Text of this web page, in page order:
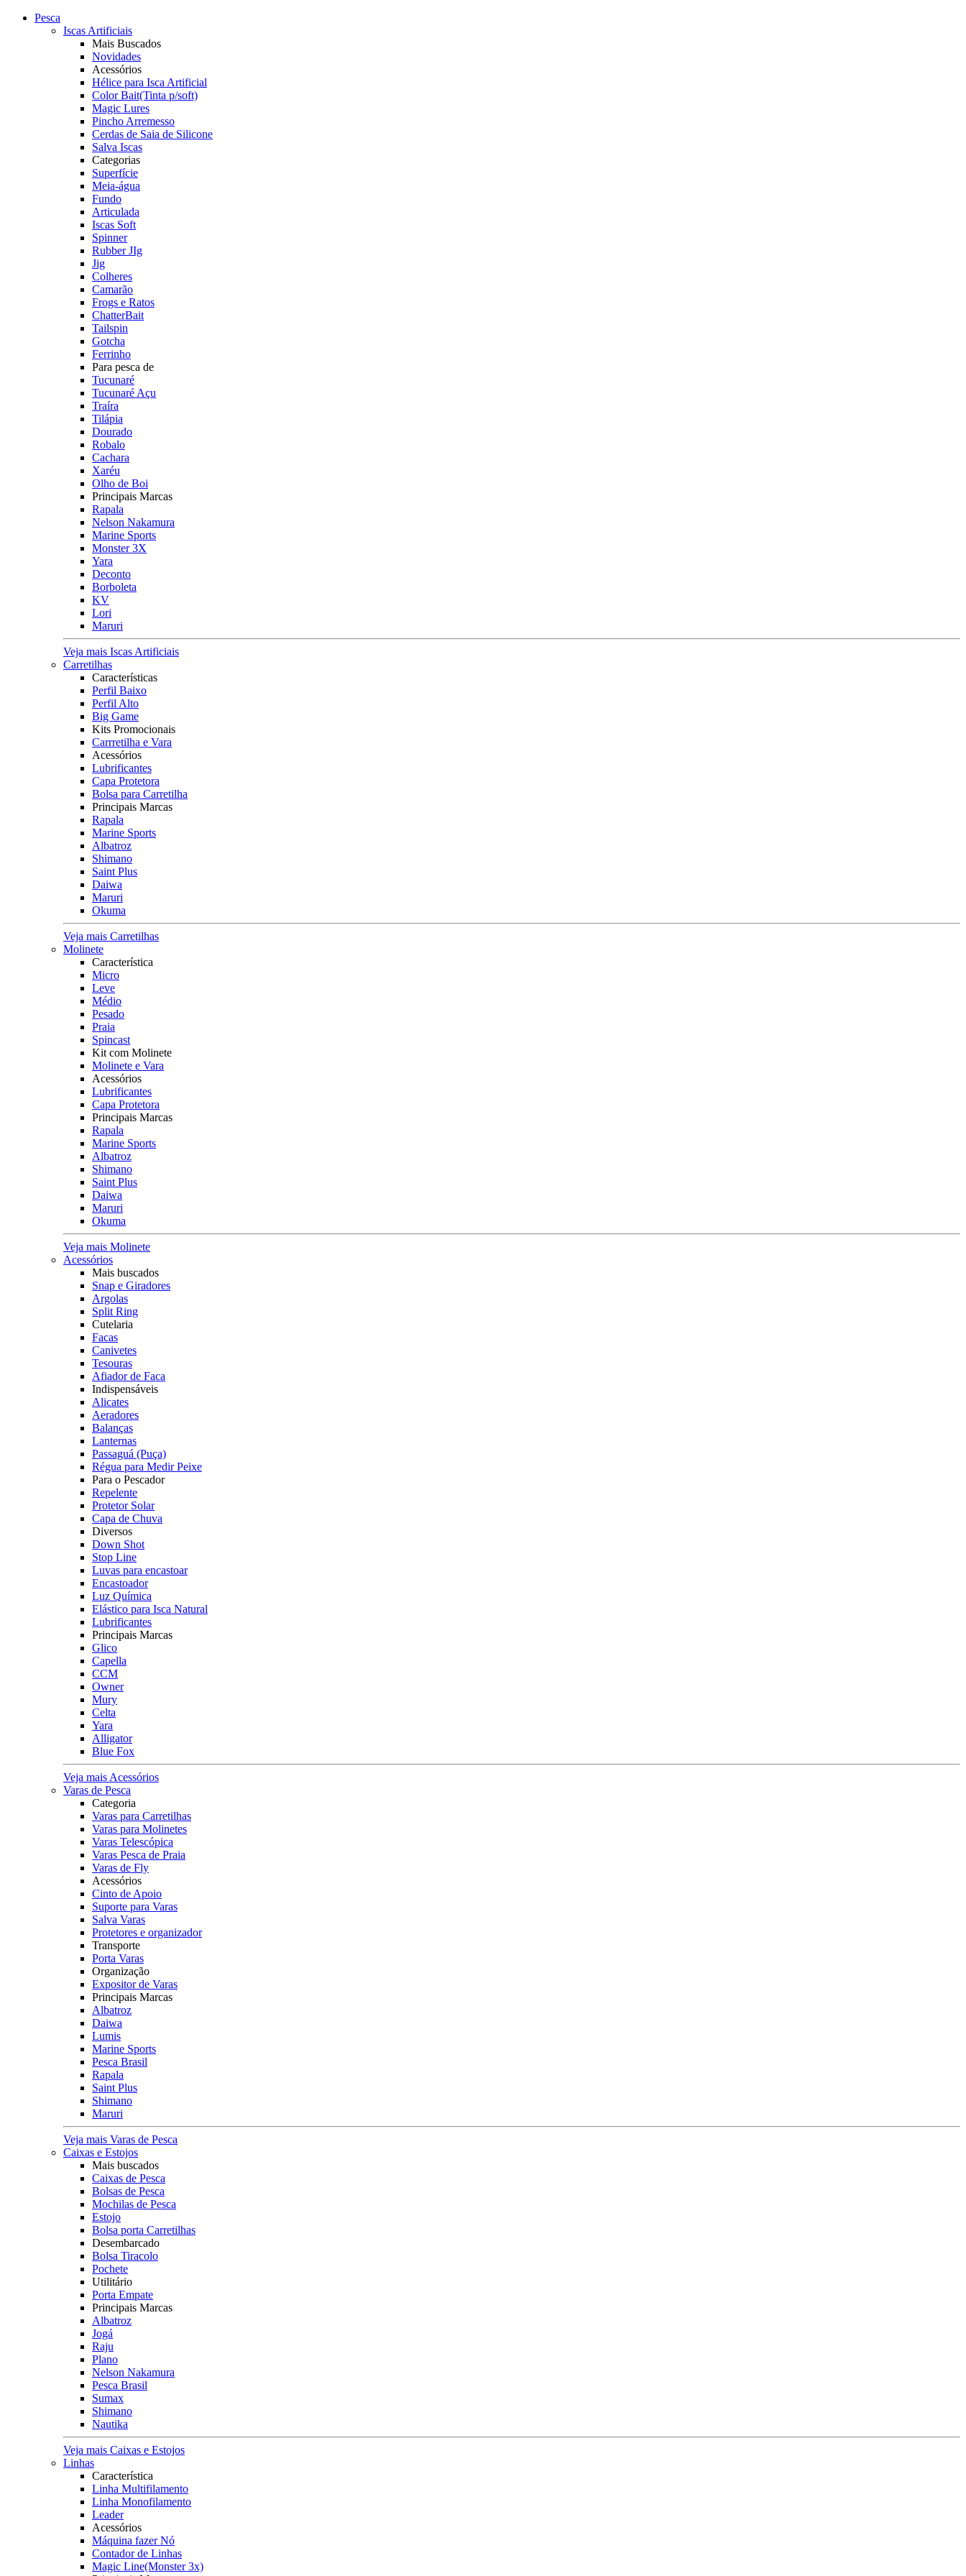
Pesca
Iscas Artificiais
Mais Buscados
Novidades
Acessórios
Hélice para Isca Artificial
Color Bait(Tinta p/soft)
Magic Lures
Pincho Arremesso
Cerdas de Saia de Silicone
Salva Iscas
Categorias
Superfície
Meia-água
Fundo
Articulada
Iscas Soft
Spinner
Rubber JIg
Jig
Colheres
Camarão
Frogs e Ratos
ChatterBait
Tailspin
Gotcha
Ferrinho
Para pesca de
Tucunaré
Tucunaré Açu
Traíra
Tilápia
Dourado
Robalo
Cachara
Xaréu
Olho de Boi
Principais Marcas
Rapala
Nelson Nakamura
Marine Sports
Monster 3X
Yara
Deconto
Borboleta
KV
Lori
Maruri
Veja mais Iscas Artificiais
Carretilhas
Características
Perfil Baixo
Perfil Alto
Big Game
Kits Promocionais
Carrretilha e Vara
Acessórios
Lubrificantes
Capa Protetora
Bolsa para Carretilha
Principais Marcas
Rapala
Marine Sports
Albatroz
Shimano
Saint Plus
Daiwa
Maruri
Okuma
Veja mais Carretilhas
Molinete
Característica
Micro
Leve
Médio
Pesado
Praia
Spincast
Kit com Molinete
Molinete e Vara
Acessórios
Lubrificantes
Capa Protetora
Principais Marcas
Rapala
Marine Sports
Albatroz
Shimano
Saint Plus
Daiwa
Maruri
Okuma
Veja mais Molinete
Acessórios
Mais buscados
Snap e Giradores
Argolas
Split Ring
Cutelaria
Facas
Canivetes
Tesouras
Afiador de Faca
Indispensáveis
Alicates
Aeradores
Balanças
Lanternas
Passaguá (Puça)
Régua para Medir Peixe
Para o Pescador
Repelente
Protetor Solar
Capa de Chuva
Diversos
Down Shot
Stop Line
Luvas para encastoar
Encastoador
Luz Química
Elástico para Isca Natural
Lubrificantes
Principais Marcas
Glico
Capella
CCM
Owner
Mury
Celta
Yara
Alligator
Blue Fox
Veja mais Acessórios
Varas de Pesca
Categoria
Varas para Carretilhas
Varas para Molinetes
Varas Telescópica
Varas Pesca de Praia
Varas de Fly
Acessórios
Cinto de Apoio
Suporte para Varas
Salva Varas
Protetores e organizador
Transporte
Porta Varas
Organização
Expositor de Varas
Principais Marcas
Albatroz
Daiwa
Lumis
Marine Sports
Pesca Brasil
Rapala
Saint Plus
Shimano
Maruri
Veja mais Varas de Pesca
Caixas e Estojos
Mais buscados
Caixas de Pesca
Bolsas de Pesca
Mochilas de Pesca
Estojo
Bolsa porta Carretilhas
Desembarcado
Bolsa Tiracolo
Pochete
Utilitário
Porta Empate
Principais Marcas
Albatroz
Jogá
Raju
Plano
Nelson Nakamura
Pesca Brasil
Sumax
Shimano
Nautika
Veja mais Caixas e Estojos
Linhas
Característica
Linha Multifilamento
Linha Monofilamento
Leader
Acessórios
Máquina fazer Nó
Contador de Linhas
Magic Line(Monster 3x)